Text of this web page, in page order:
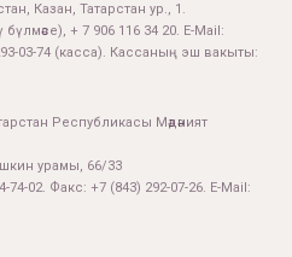
Казан, Татарстан ур., 1.
бүлмәсе), + 7 906 116 34 20. E-Mail:
03-74 (касса). Кассаның эш вакыты:
Республикасы Мәдәният
урамы, 66/33
02. Факс: +7 (843) 292-07-26. E-Mail: